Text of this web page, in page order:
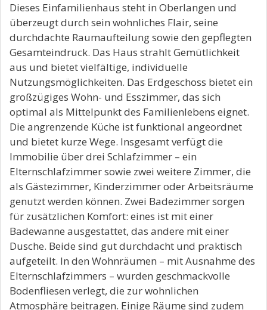
Dieses Einfamilienhaus steht in Oberlangen und
überzeugt durch sein wohnliches Flair, seine
durchdachte Raumaufteilung sowie den gepflegten
Gesamteindruck. Das Haus strahlt Gemütlichkeit
aus und bietet vielfältige, individuelle
Nutzungsmöglichkeiten. Das Erdgeschoss bietet ein
großzügiges Wohn- und Esszimmer, das sich
optimal als Mittelpunkt des Familienlebens eignet.
Die angrenzende Küche ist funktional angeordnet
und bietet kurze Wege. Insgesamt verfügt die
Immobilie über drei Schlafzimmer – ein
Elternschlafzimmer sowie zwei weitere Zimmer, die
als Gästezimmer, Kinderzimmer oder Arbeitsräume
genutzt werden können. Zwei Badezimmer sorgen
für zusätzlichen Komfort: eines ist mit einer
Badewanne ausgestattet, das andere mit einer
Dusche. Beide sind gut durchdacht und praktisch
aufgeteilt. In den Wohnräumen – mit Ausnahme des
Elternschlafzimmers – wurden geschmackvolle
Bodenfliesen verlegt, die zur wohnlichen
Atmosphäre beitragen. Einige Räume sind zudem